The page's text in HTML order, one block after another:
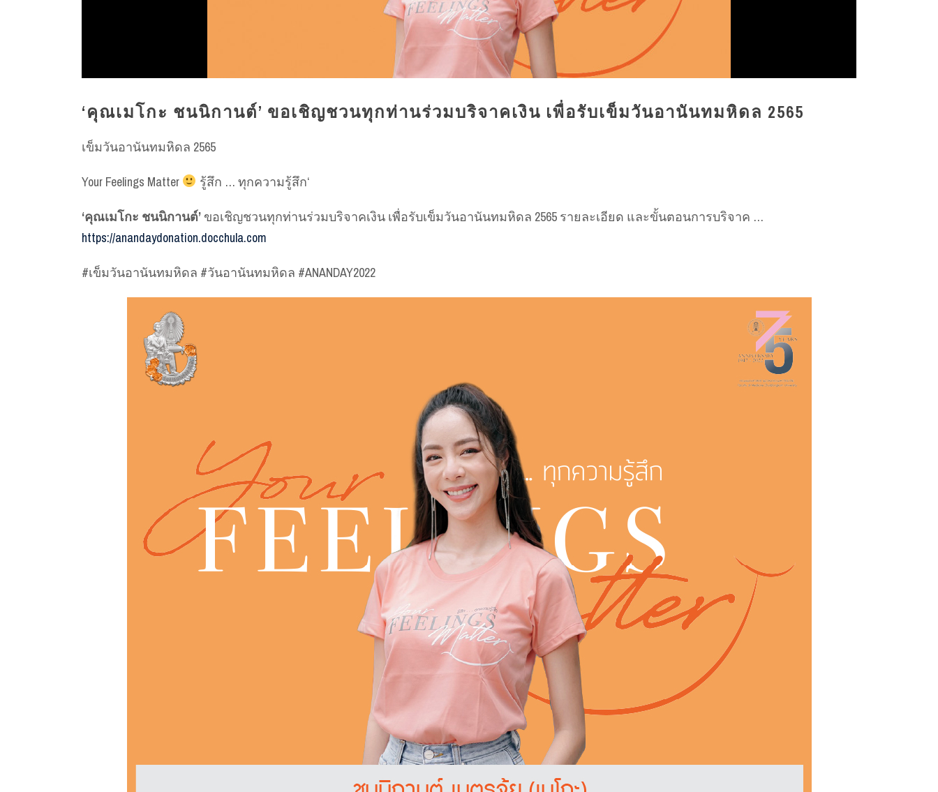
‘คุณเมโกะ ชนนิกานต์’ ขอเชิญชวนทุกท่านร่วมบริจาคเงิน เพื่อรับเข็มวันอานันทมหิดล 2565
เข็มวันอานันทมหิดล 2565
Your Feelings Matter
รู้สึก … ทุกความรู้สึก‘
‘คุณเมโกะ ชนนิกานต์’ ขอเชิญชวนทุกท่านร่วมบริจาคเงิน เพื่อรับเข็มวันอานันทมหิดล 2565 รายละเอียด และขั้นตอนการบริจาค …
https://anandaydonation.docchula.com
#เข็มวันอานันทมหิดล #วันอานันทมหิดล #ANANDAY2022